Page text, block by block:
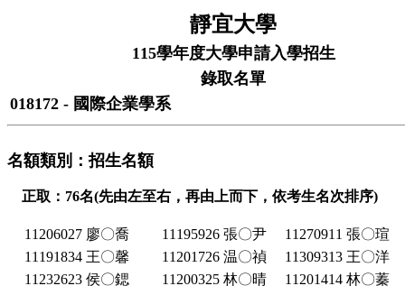
靜宜大學
115學年度大學申請入學招生
錄取名單
018172 - 國際企業學系
名額類別：招生名額
正取：76名(先由左至右，再由上而下，依考生名次排序)
11206027 廖〇喬 11195926 張〇尹
11270911 張〇瑄
11191834 王〇馨
11201726 温〇禎
11309313 王〇洋
11232623 侯〇鍶
11200325 林〇晴
11201414 林〇蓁